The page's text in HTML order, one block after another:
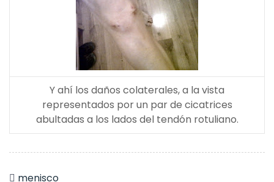
Y ahí los daños colaterales, a la vista
representados por un par de cicatrices
abultadas a los lados del tendón rotuliano.
menisco